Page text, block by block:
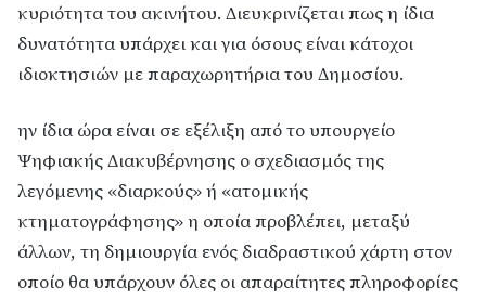
κυριότητα του ακινήτου. Διευκρινίζεται πως η ίδια
δυνατότητα υπάρχει και για όσους είναι κάτοχοι
ιδιοκτησιών με παραχωρητήρια του Δημοσίου.
ην ίδια ώρα είναι σε εξέλιξη από το υπουργείο
Ψηφιακής Διακυβέρνησης ο σχεδιασμός της
λεγόμενης «διαρκούς» ή «ατομικής
κτηματογράφησης» η οποία προβλέπει, μεταξύ
άλλων, τη δημιουργία ενός διαδραστικού χάρτη στον
οποίο θα υπάρχουν όλες οι απαραίτητες πληροφορίες